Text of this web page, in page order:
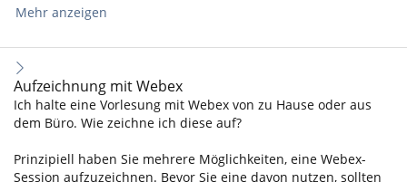
Mehr anzeigen
Aufzeichnung mit Webex
Ich halte eine Vorlesung mit Webex von zu Hause oder aus
dem Büro. Wie zeichne ich diese auf?
Prinzipiell haben Sie mehrere Möglichkeiten, eine Webex-
Session aufzuzeichnen. Bevor Sie eine davon nutzen, sollten